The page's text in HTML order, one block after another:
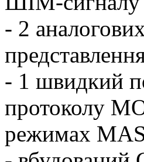
- 2
- 1 швидкий
протоколу
режимах